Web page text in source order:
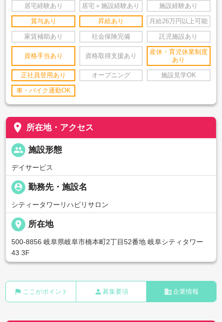
居宅経験あり 居宅＋施設経験あり 施設経験あり
賞与あり 昇給あり 月給26万円以上可能
家賃補助あり 社会保険完備 託児施設あり
資格手当あり 資格取得支援あり
産休・育児休業制度
あり
正社員登用あり オープニング 施設見学OK
車・バイク通勤OK
place 所在地・アクセス
people 施設形態
デイサービス
person_pin 勤務先・施設名
シティータワーリハビリサロン
place 所在地
500-8856 岐阜県岐阜市橋本町2丁目52番地 岐阜シティタワー
43 3F
flag ここがポイント person 募集要項 business 企業情報